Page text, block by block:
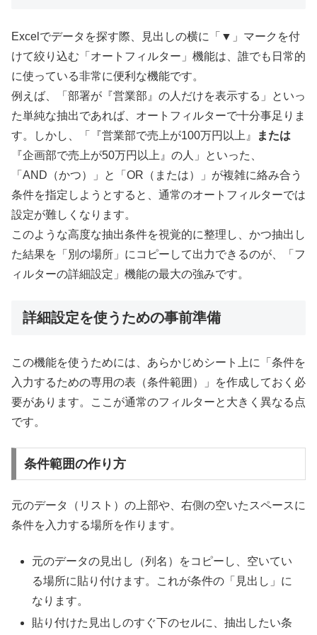
Excelでデータを探す際、見出しの横に「▼」マークを付
けて絞り込む「オートフィルター」機能は、誰でも日常的
に使っている非常に便利な機能です。
例えば、「部署が『営業部』の人だけを表示する」といっ
た単純な抽出であれば、オートフィルターで十分事足りま
す。しかし、「『営業部で売上が100万円以上』
または
『企画部で売上が50万円以上』の人」といった、
「AND（かつ）」と「OR（または）」が複雑に絡み合う
条件を指定しようとすると、通常のオートフィルターでは
設定が難しくなります。
このような高度な抽出条件を視覚的に整理し、かつ抽出し
た結果を「別の場所」にコピーして出力できるのが、「フ
ィルターの詳細設定」機能の最大の強みです。
詳細設定を使うための事前準備
この機能を使うためには、あらかじめシート上に「条件を
入力するための専用の表（条件範囲）」を作成しておく必
要があります。ここが通常のフィルターと大きく異なる点
です。
条件範囲の作り方
元のデータ（リスト）の上部や、右側の空いたスペースに
条件を入力する場所を作ります。
元のデータの見出し（列名）をコピーし、空いてい
る場所に貼り付けます。これが条件の「見出し」に
なります。
貼り付けた見出しのすぐ下のセルに、抽出したい条